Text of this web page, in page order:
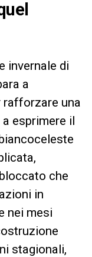
invernale di
a
rafforzare una
esprimere il
che
in
nei mesi
stagionali,